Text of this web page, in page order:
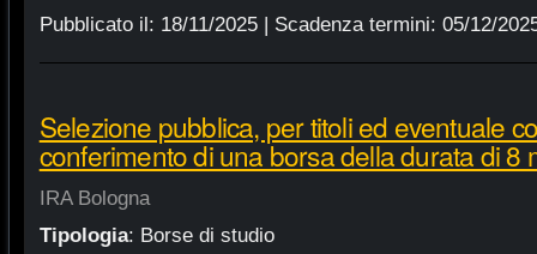
Pubblicato il: 18/11/2025| Scadenza termini: 05/12/
Selezione pubblica, per titoli ed eventuale
conferimento di una borsa della durata di 8
IRA Bologna
Tipologia: Borse di studio